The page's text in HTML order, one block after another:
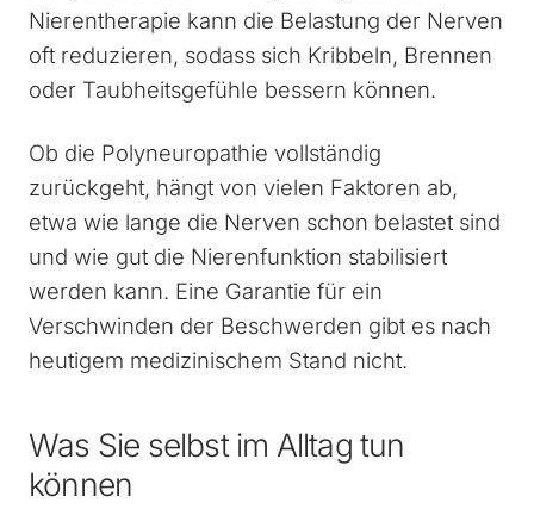
Nierentherapie kann die Belastung der Nerven
oft reduzieren, sodass sich Kribbeln, Brennen
oder Taubheitsgefühle bessern können.
Ob die Polyneuropathie vollständig
zurückgeht, hängt von vielen Faktoren ab,
etwa wie lange die Nerven schon belastet sind
und wie gut die Nierenfunktion stabilisiert
werden kann. Eine Garantie für ein
Verschwinden der Beschwerden gibt es nach
heutigem medizinischem Stand nicht.
Was Sie selbst im Alltag tun
können